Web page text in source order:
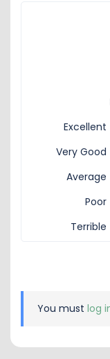
Excellent
Very Good
Average
Poor
Terrible
You must log